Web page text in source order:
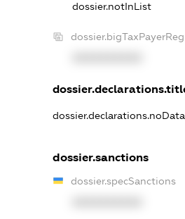
dossier.notInList
dossier.bigTaxPayerReg
dossier.declarations.noData
dossier.sanctions
dossier.specSanctions